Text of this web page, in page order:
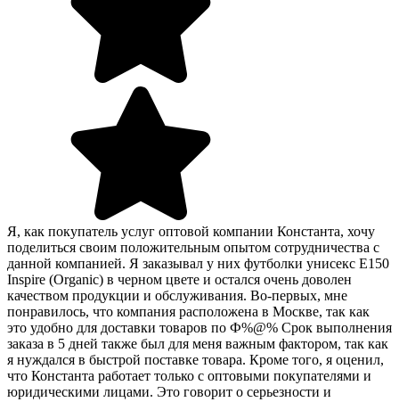
Я, как покупатель услуг оптовой компании Константа, хочу
поделиться своим положительным опытом сотрудничества с
данной компанией. Я заказывал у них футболки унисекс E150
Inspire (Organic) в черном цвете и остался очень доволен
качеством продукции и обслуживания. Во-первых, мне
понравилось, что компания расположена в Москве, так как
это удобно для доставки товаров по Ф%@% Срок выполнения
заказа в 5 дней также был для меня важным фактором, так как
я нуждался в быстрой поставке товара. Кроме того, я оценил,
что Константа работает только с оптовыми покупателями и
юридическими лицами. Это говорит о серьезности и